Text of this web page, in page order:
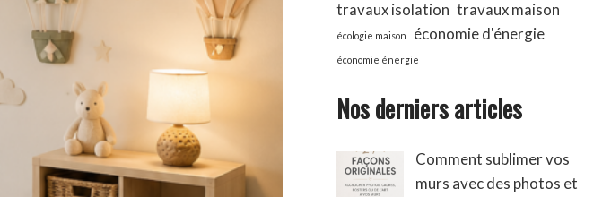
travaux isolation travaux maison
écologie maison économie d'énergie
économie énergie
Nos derniers articles
Comment sublimer vos
murs avec des photos et